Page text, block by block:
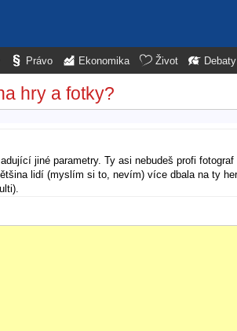
Právo Ekonomika Život Debaty
hry a fotky?
jiné parametry. Ty asi nebudeš profi
lidí (myslím si to, nevím) více dbala na ty